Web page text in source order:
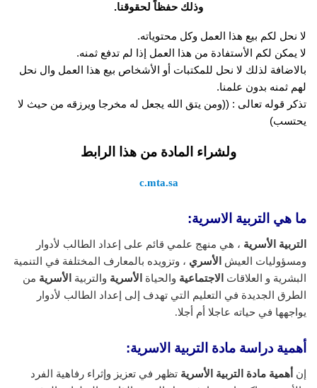
وذلك حفظاً لحقوقنا.
لا نحل لكم بيع هذا العمل وكل محتوياته.
لا يمكن لكم الأستفادة من هذا العمل إذا لم تدفع ثمنه.
بالاضافة لذلك لا نحل للمكتبات أو الأشخاص بيع هذا العمل وال نحل
لهم ثمنه بدون علمنا.
تذكر قوله تعالى : ((ومن يتق الله يجعل له مخرجا ويرزقه من حيث لا
يحتسب)
ولشراء المادة من هذا الرابط
c.mta.sa
ما هي التربية الاسرية:
التربية الأسرية ، هي منهج علمي قائم على إعداد الطالب لأدوار
ومسؤوليات العيش
الأسري ، وتزويده بالمعارف المختلفة في التنمية
البشرية و العلاقات
الاجتماعية والحياة الأسرية والتربية الأسرية من
الطرق الجديدة في التعليم التي تهدف إلى إعداد الطالب لأدوار
يواجهها في حياته عاجلا أم أجلا.
أهمية دراسة مادة التربية الاسرية:
إن أهمية مادة التربية الأسرية تظهر في تعزيز وإثراء رفاهية الفرد